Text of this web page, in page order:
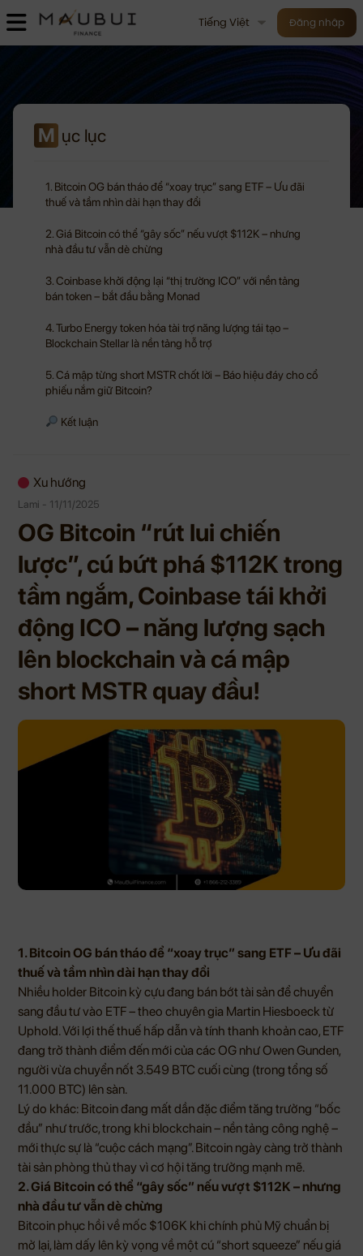
Tiếng Việt Đăng nhập
M ục lục
1. Bitcoin OG bán tháo để “xoay trục” sang ETF – Ưu đãi
thuế và tầm nhìn dài hạn thay đổi
2. Giá Bitcoin có thể “gây sốc” nếu vượt $112K – nhưng
nhà đầu tư vẫn dè chừng
3. Coinbase khởi động lại “thị trường ICO” với nền tảng
bán token – bắt đầu bằng Monad
4. Turbo Energy token hóa tài trợ năng lượng tái tạo –
Blockchain Stellar là nền tảng hỗ trợ
5. Cá mập từng short MSTR chốt lời – Báo hiệu đáy cho cổ
phiếu nắm giữ Bitcoin?
Kết luận
Xu hướng
Lami - 11/11/2025
OG Bitcoin “rút lui chiến
lược”, cú bứt phá $112K trong
tầm ngắm, Coinbase tái khởi
động ICO – năng lượng sạch
lên blockchain và cá mập
short MSTR quay đầu!
1. Bitcoin OG bán tháo để “xoay trục” sang ETF – Ưu đãi
thuế và tầm nhìn dài hạn thay đổi
Nhiều holder Bitcoin kỳ cựu đang bán bớt tài sản để chuyển
sang đầu tư vào ETF – theo chuyên gia Martin Hiesboeck từ
Uphold. Với lợi thế thuế hấp dẫn và tính thanh khoản cao, ETF
đang trở thành điểm đến mới của các OG như Owen Gunden,
người vừa chuyển nốt 3.549 BTC cuối cùng (trong tổng số
11.000 BTC) lên sàn.
Lý do khác: Bitcoin đang mất dần đặc điểm tăng trưởng “bốc
đầu” như trước, trong khi blockchain – nền tảng công nghệ –
mới thực sự là “cuộc cách mạng”. Bitcoin ngày càng trở thành
tài sản phòng thủ thay vì cơ hội tăng trưởng mạnh mẽ.
2. Giá Bitcoin có thể “gây sốc” nếu vượt $112K – nhưng
nhà đầu tư vẫn dè chừng
Bitcoin phục hồi về mốc $106K khi chính phủ Mỹ chuẩn bị
mở lại, làm dấy lên kỳ vọng về một cú “short squeeze” nếu giá